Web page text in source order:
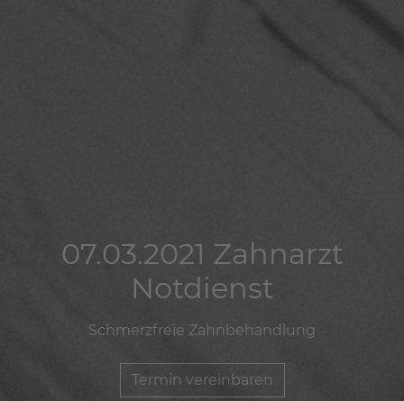
07.03.2021 Zahnarzt
Notdienst
Schmerzfreie Zahnbehandlung
Termin vereinbaren
07.03.2021 Zahnarzt
Notdienst
Schmerzfreie Zahnbehandlung
Termin vereinbaren
07.03.2021 Zahnarzt
Notdienst
Schmerzfreie Zahnbehandlung
Termin vereinbaren